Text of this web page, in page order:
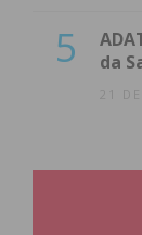
5
da
21